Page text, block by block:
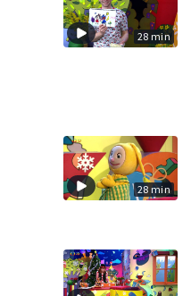
28 min
28 min